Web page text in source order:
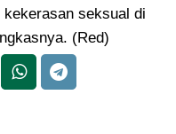
kekerasan seksual di
(Red)